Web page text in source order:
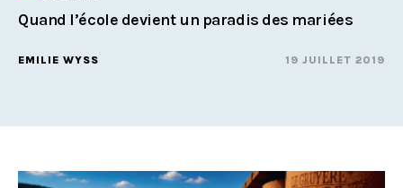
Quand l’école devient un paradis des mariées
EMILIE WYSS 19 JUILLET 2019